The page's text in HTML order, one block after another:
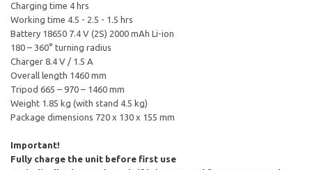
Charging time 4 hrs
Working time 4.5 - 2.5 - 1.5 hrs
Battery 18650 7.4 V (2S) 2000 mAh Li-ion
180 – 360° turning radius
Charger 8.4 V / 1.5 A
Overall length 1460 mm
Tripod 665 – 970 – 1460 mm
Weight 1.85 kg (with stand 4.5 kg)
Package dimensions 720 x 130 x 155 mm
Important!
Fully charge the unit before first use